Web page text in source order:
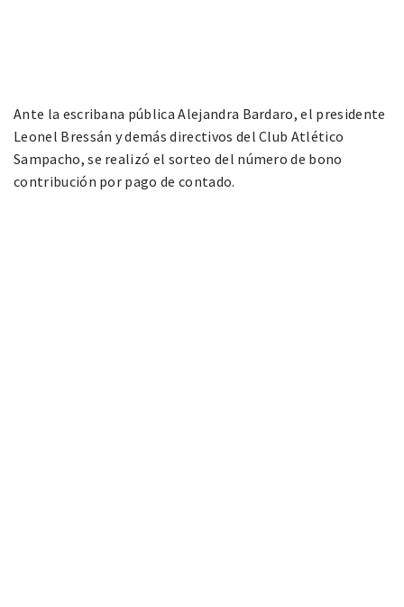
Ante la escribana pública Alejandra Bardaro, el presidente
Leonel Bressán y demás directivos del Club Atlético
Sampacho, se realizó el sorteo del número de bono
contribución por pago de contado.